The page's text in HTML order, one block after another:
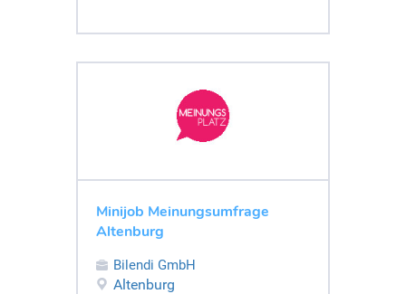
Minijob Meinungsumfrage
Altenburg
Bilendi GmbH
Altenburg